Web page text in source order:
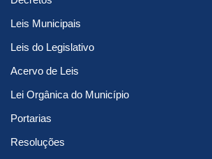
Leis Municipais
Leis do Legislativo
Acervo de Leis
Lei Orgânica do Município
Portarias
Resoluções